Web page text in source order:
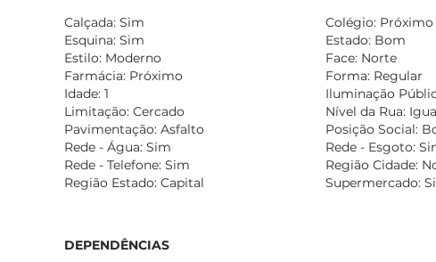
Calçada: Sim
Colégio: Próximo
Esquina: Sim
Estado: Bom
Estilo: Moderno
Face: Norte
Farmácia: Próximo
Forma: Regular
Idade: 1
Iluminação
Limitação: Cercado
Nível da Rua:
Pavimentação: Asfalto
Posição Social:
Rede - Água: Sim
Rede - Esgoto:
Rede - Telefone: Sim
Região Cidade:
Região Estado: Capital
Supermercado:
DEPENDÊNCIAS